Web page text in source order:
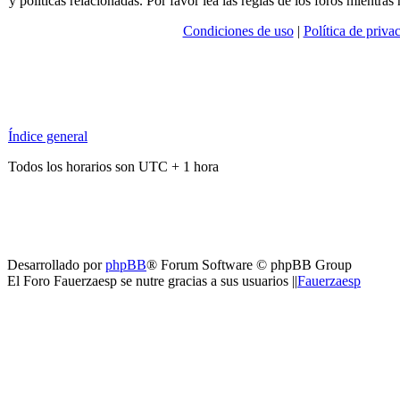
Condiciones de uso| Política de
Índice general
Todos los horarios son UTC + 1 hora
Desarrollado porphpBB® Forum Software © phpBB Group
El Foro Fauerzaesp se nutre gracias a sus usuarios ||Fauerzaesp